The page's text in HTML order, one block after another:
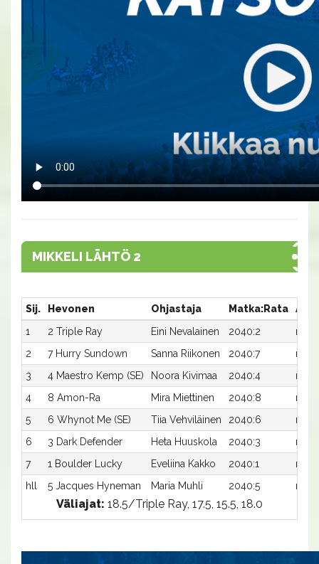
MIKKELI LÄHTÖ 2
Sij. Hevonen Ohjastaja Matka:Rata
Aika
1
2 Triple Ray Eini Nevalainen 2040:2
2
7 Hurry Sundown Sanna Riikonen 2040:7
3
4 Maestro Kemp (SE) Noora Kivimaa 2040:4
4
8 Amon-Ra Mira Miettinen 2040:8
5
6 Whynot Me (SE) Tiia Vehviläinen 2040:6
6
3 Dark Defender Heta Huuskola 2040:3
7
1 Boulder Lucky Eveliina Kakko 2040:1
hll
5 Jacques Hyneman Maria Muhli 2040:5 m-
Väliajat: 18.5/Triple Ray, 17.5, 15.5, 18.0